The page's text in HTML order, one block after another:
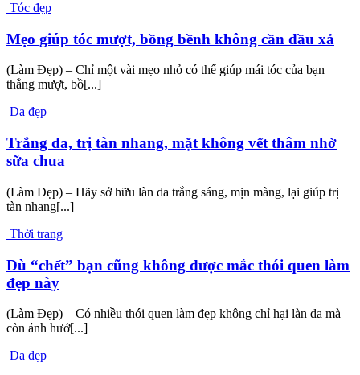
Tóc đẹp
Mẹo giúp tóc mượt, bồng bềnh không cần dầu xả
(Làm Đẹp) – Chỉ một vài mẹo nhỏ có thể giúp mái tóc của bạn
thẳng mượt, bồ[...]
Da đẹp
Trắng da, trị tàn nhang, mặt không vết thâm nhờ
sữa chua
(Làm Đẹp) – Hãy sở hữu làn da trắng sáng, mịn màng, lại giúp trị
tàn nhang[...]
Thời trang
Dù “chết” bạn cũng không được mắc thói quen làm
đẹp này
(Làm Đẹp) – Có nhiều thói quen làm đẹp không chỉ hại làn da mà
còn ảnh hưở[...]
Da đẹp